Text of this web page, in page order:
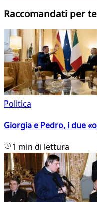
Raccomandati per te
Politica
Giorgia e Pedro, i due
1 min di lettura